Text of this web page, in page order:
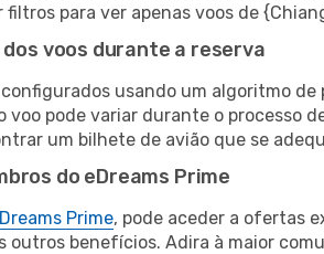
filtros para ver apenas voos de
voos durante a reserva
configurados usando um algoritmo
pode variar durante o processo
um bilhete de avião que se
do eDreams Prime
Prime, pode aceder a ofertas
benefícios. Adira à maior